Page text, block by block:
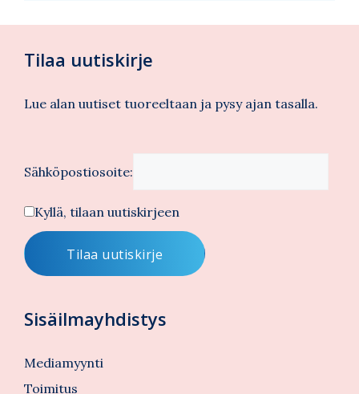
Tilaa uutiskirje
Lue alan uutiset tuoreeltaan ja pysy ajan tasalla.
Sähköpostiosoite:
Kyllä, tilaan uutiskirjeen
Sisäilmayhdistys
Mediamyynti
Toimitus